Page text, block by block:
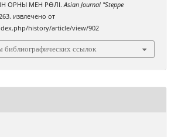
ОРНЫ МЕН РӨЛІ.Asian Journal "Steppe
извлечено от
history/article/view/902
библиографических ссылок